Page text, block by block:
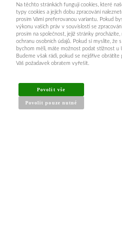
INFORMACE PRO
Obchodní podmínky
Na těchto stránkách fungují cookies, které
typy cookies a jejich dobu zpracování
prosím Vámi preferovanou variantu. Pokud
výkonu vašich práv v souvislosti se
prosím na společnost, jejíž stránky
ochranu osobních údajů. Pokud si myslíte, že
bychom měli, máte možnost podat stížnost u
Budeme však rádi, pokud se nejdříve obrátíte
Váš požadavek obratem vyřešit.
Povolit vše
Povolit pouze nutné